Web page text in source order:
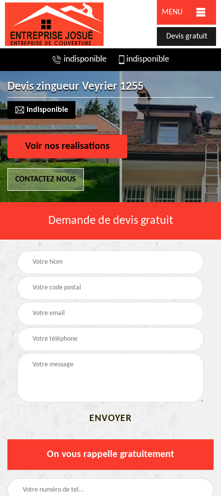
MENU
Devis gratuit
indisponible indisponible
Devis zingueur Veyrier 1255
indisponible
Voir nos realisations
CONTACTEZ NOUS
Demande de devis gratuit
On vous rappelle gratuitement